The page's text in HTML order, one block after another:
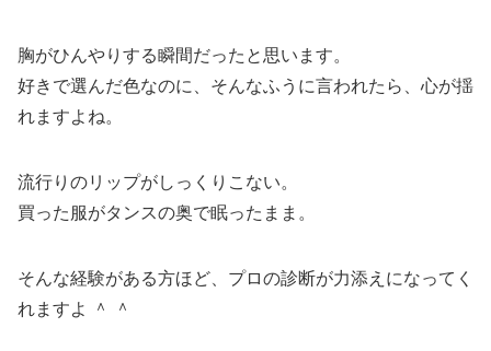
胸がひんやりする瞬間だったと思います。
好きで選んだ色なのに、そんなふうに言われたら、心が揺
れますよね。
流行りのリップがしっくりこない。
買った服がタンスの奥で眠ったまま。
そんな経験がある方ほど、プロの診断が力添えになってく
れますよ ＾ ＾